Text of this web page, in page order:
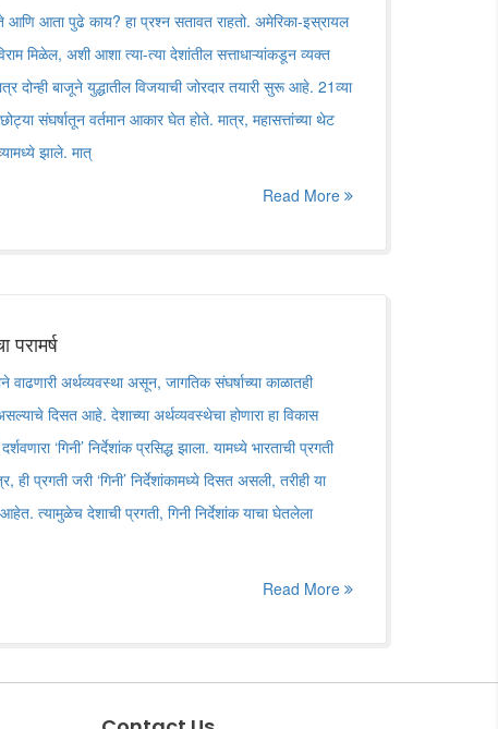
आणि आता पुढे काय? हा प्रश्न सतावत राहतो. अमेरिका-इस्रायल
मिळेल, अशी आशा त्या-त्या देशांतील सत्ताधाऱ्यांकडून व्यक्त
दोन्ही बाजूने युद्धातील विजयाची जोरदार तयारी सुरू आहे. 21व्या
संघर्षातून वर्तमान आकार घेत होते. मात्र, महासत्तांच्या थेट
झाले. मात्
Read More
परामर्ष
वाढणारी अर्थव्यवस्था असून, जागतिक संघर्षाच्या काळातही
दिसत आहे. देशाच्या अर्थव्यवस्थेचा होणारा हा विकास
‘गिनी’ निर्देशांक प्रसिद्ध झाला. यामध्ये भारताची प्रगती
ही प्रगती जरी ‘गिनी’ निर्देशांकामध्ये दिसत असली, तरीही या
त्यामुळेच देशाची प्रगती, गिनी निर्देशांक याचा घेतलेला
Read More